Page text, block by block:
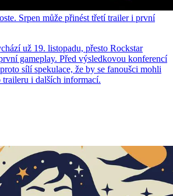
Srpen může přinést třetí trailer i první
už 19. listopadu, přesto Rockstar
gameplay. Před výsledkovou konferencí
sílí spekulace, že by se fanoušci mohli
i dalších informací.